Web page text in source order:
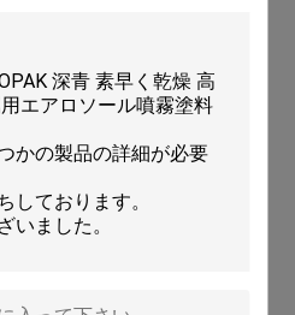
自動車ケア用品,スプレー塗料,タ
料,噴霧用接着剤米国とEU市場
ています.